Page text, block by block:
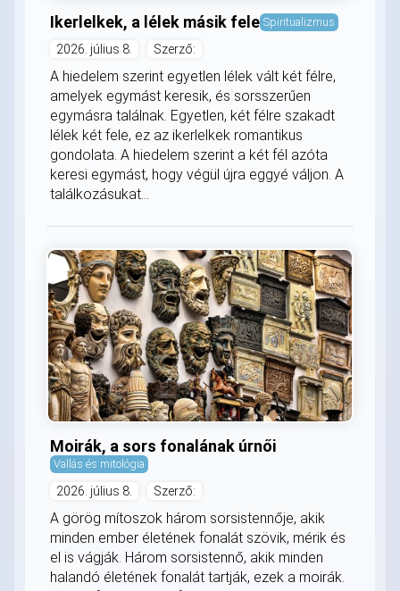
Ikerlelkek, a lélek másik fele Spiritualizmus
2026. július 8. Szerző:
A hiedelem szerint egyetlen lélek vált két félre,
amelyek egymást keresik, és sorsszerűen
egymásra találnak. Egyetlen, két félre szakadt
lélek két fele, ez az ikerlelkek romantikus
gondolata. A hiedelem szerint a két fél azóta
keresi egymást, hogy végül újra eggyé váljon. A
találkozásukat...
Moirák, a sors fonalának úrnői
Vallás és mitológia
2026. július 8. Szerző:
A görög mítoszok három sorsistennője, akik
minden ember életének fonalát szövik, mérik és
el is vágják. Három sorsistennő, akik minden
halandó életének fonalát tartják, ezek a moirák.